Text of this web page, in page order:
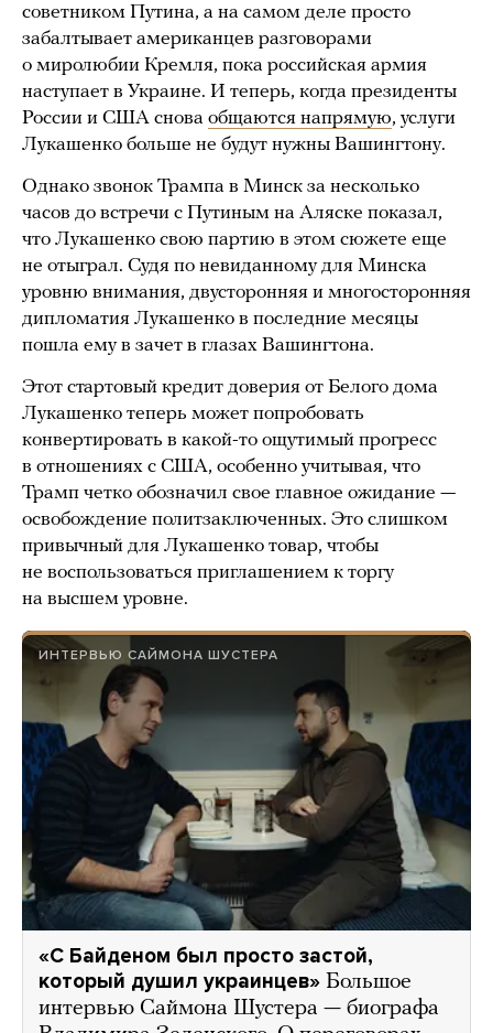
советником Путина, а на самом деле просто
забалтывает американцев разговорами
о миролюбии Кремля, пока российская армия
наступает в Украине. И теперь, когда президенты
России и США снова общаются напрямую, услуги
Лукашенко больше не будут нужны Вашингтону.
Однако звонок Трампа в Минск за несколько
часов до встречи с Путиным на Аляске показал,
что Лукашенко свою партию в этом сюжете еще
не отыграл. Судя по невиданному для Минска
уровню внимания, двусторонняя и многосторонняя
дипломатия Лукашенко в последние месяцы
пошла ему в зачет в глазах Вашингтона.
Этот стартовый кредит доверия от Белого дома
Лукашенко теперь может попробовать
конвертировать в какой-то ощутимый прогресс
в отношениях с США, особенно учитывая, что
Трамп четко обозначил свое главное ожидание —
освобождение политзаключенных. Это слишком
привычный для Лукашенко товар, чтобы
не воспользоваться приглашением к торгу
на высшем уровне.
ИНТЕРВЬЮ САЙМОНА ШУСТЕРА
«С Байденом был просто застой,
который душил украинцев» Большое
интервью Саймона Шустера — биографа